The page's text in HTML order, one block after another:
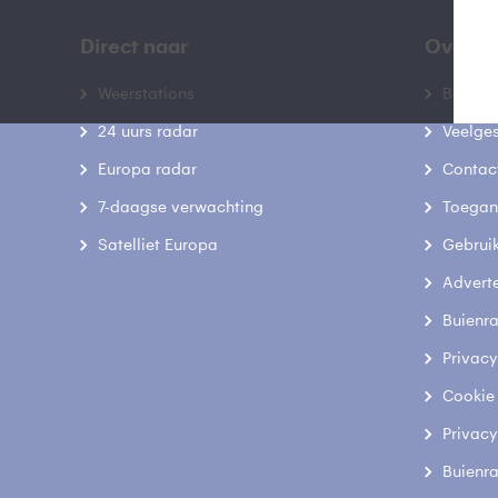
Direct naar
Weerstations
24 uurs radar
Europa radar
7-daagse verwachting
Satelliet Europa
Over